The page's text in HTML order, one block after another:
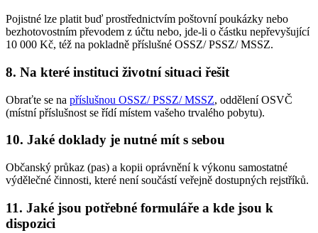
Pojistné lze platit buď prostřednictvím poštovní poukázky nebo
bezhotovostním převodem z účtu nebo, jde-li o částku nepřevyšující
10 000 Kč, též na pokladně příslušné OSSZ/ PSSZ/ MSSZ.
8. Na které instituci životní situaci řešit
Obraťte se na příslušnou OSSZ/ PSSZ/ MSSZ, oddělení OSVČ
(místní příslušnost se řídí místem vašeho trvalého pobytu).
10. Jaké doklady je nutné mít s sebou
Občanský průkaz (pas) a kopii oprávnění k výkonu samostatné
výdělečné činnosti, které není součástí veřejně dostupných rejstříků.
11. Jaké jsou potřebné formuláře a kde jsou k
dispozici